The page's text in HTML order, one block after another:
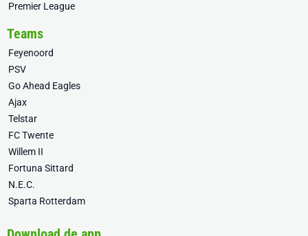
Premier League
Teams
Feyenoord
PSV
Go Ahead Eagles
Ajax
Telstar
FC Twente
Willem II
Fortuna Sittard
N.E.C.
Sparta Rotterdam